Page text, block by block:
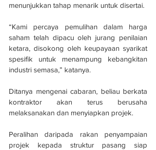
menunjukkan tahap menarik untuk disertai.
“Kami percaya pemulihan dalam harga
saham telah dipacu oleh jurang penilaian
ketara, disokong oleh keupayaan syarikat
spesifik untuk menampung kebangkitan
industri semasa,” katanya.
Ditanya mengenai cabaran, beliau berkata
kontraktor akan terus berusaha
melaksanakan dan menyiapkan projek.
Peralihan daripada rakan penyampaian
projek kepada struktur pasang siap